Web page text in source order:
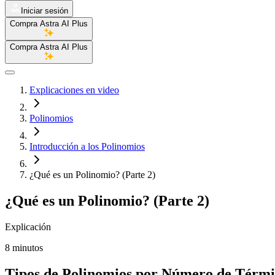
Iniciar sesión
Compra Astra AI Plus
Compra Astra AI Plus
Explicaciones en video
Polinomios
Introducción a los Polinomios
¿Qué es un Polinomio? (Parte 2)
¿Qué es un Polinomio? (Parte 2)
Explicación
8 minutos